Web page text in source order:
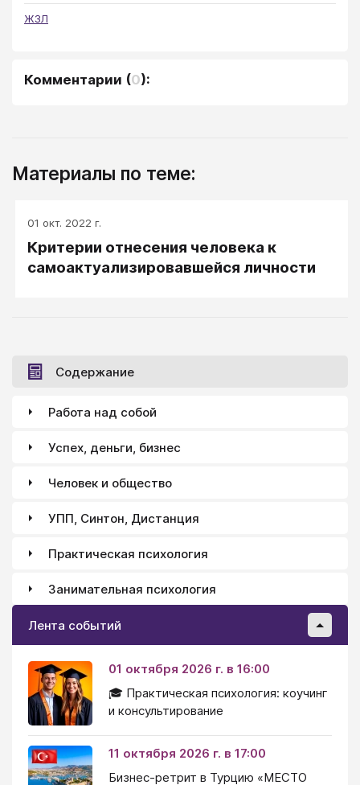
ЖЗЛ
Комментарии (0):
Материалы по теме:
01 окт. 2022 г.
Критерии отнесения человека к
самоактуализировавшейся личности
Содержание
Работа над собой
Успех, деньги, бизнес
Человек и общество
УПП, Синтон, Дистанция
Практическая психология
Занимательная психология
Лента событий
01 октября 2026 г. в 16:00
🎓 Практическая психология: коучинг
и консультирование
11 октября 2026 г. в 17:00
Бизнес-ретрит в Турцию «МЕСТО